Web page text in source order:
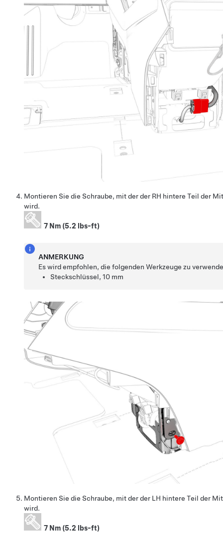
Montieren Sie die Schraube, mit der der RH hintere Teil der
wird.
7 Nm (5.2 lbs-ft)
ANMERKUNG
Es wird empfohlen, die folgenden Werkzeuge zu
Steckschlüssel, 10 mm
Montieren Sie die Schraube, mit der der LH hintere Teil der
wird.
7 Nm (5.2 lbs-ft)